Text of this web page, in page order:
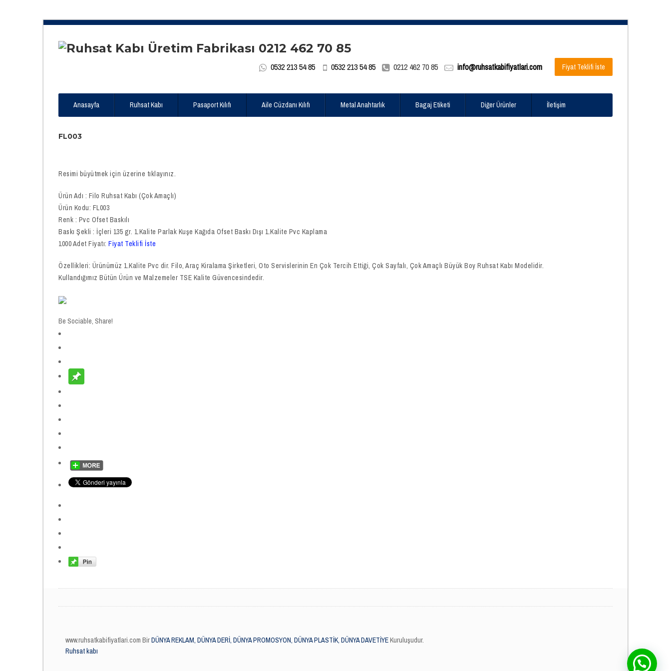
0532 213 54 85 0532 213 54 85 0212 462 70 85 info@ruhsatkabifiyatlari.com Fiyat Teklifi İste
Anasayfa Ruhsat Kabı Pasaport Kılıfı Aile Cüzdanı Kılıfı Metal Anahtarlık Bagaj Etiketi Diğer Ürünler İletişim
FL003
Resimi büyütmek için üzerine tıklayınız.
Ürün Adı : Filo Ruhsat Kabı (Çok Amaçlı)
Ürün Kodu: FL003
Renk : Pvc Ofset Baskılı
Baskı Şekli : İçleri 135 gr. 1.Kalite Parlak Kuşe Kağıda Ofset Baskı Dışı 1.Kalite Pvc Kaplama
1000 Adet Fiyatı: Fiyat Teklifi İste
Özellikleri: Ürünümüz 1.Kalite Pvc dir. Filo, Araç Kiralama Şirketleri, Oto Servislerinin En Çok Tercih Ettiği, Çok Sayfalı, Çok Amaçlı Büyük Boy Ruhsat Kabı Modelidir.
Kullandığımız Bütün Ürün ve Malzemeler TSE Kalite Güvencesindedir.
Be Sociable, Share!
www.ruhsatkabifiyatlari.com BirDÜNYA REKLAM, DÜNYA DERİ, DÜNYA PROMOSYON, DÜNYA PLASTİK, DÜNYA DAVETİYEKuruluşudur.
Ruhsat kabı